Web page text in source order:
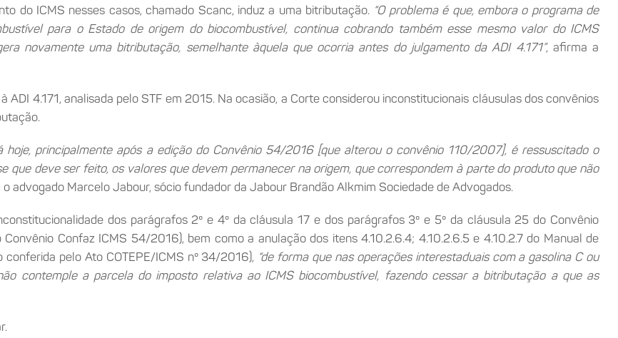
do ICMS nesses casos, chamado Scanc, induz a uma bitributação. “O problema é que, embora o programa de
para o Estado de origem do biocombustível, continua cobrando também esse mesmo valor do ICMS
novamente uma bitributação, semelhante àquela que ocorria antes do julgamento da ADI 4.171”, afirma a
4.171, analisada pelo STF em 2015. Na ocasião, a Corte considerou inconstitucionais cláusulas dos convênios
principalmente após a edição do Convênio 54/2016 [que alterou o convênio 110/2007], é ressuscitado o
que deve ser feito, os valores que devem permanecer na origem, que correspondem à parte do produto que não
o advogado Marcelo Jabour, sócio fundador da Jabour Brandão Alkmim Sociedade de Advogados.
dos parágrafos 2º e 4º da cláusula 17 e dos parágrafos 3º e 5º da cláusula 25 do Convênio
Confaz ICMS 54/2016), bem como a anulação dos itens 4.10.2.6.4; 4.10.2.6.5 e 4.10.2.7 do Manual de
pelo Ato COTEPE/ICMS nº 34/2016), “de forma que nas operações interestaduais com a gasolina C ou
contemple a parcela do imposto relativa ao ICMS biocombustível, fazendo cessar a bitributação a que as